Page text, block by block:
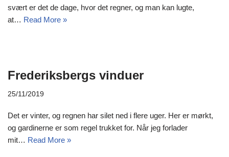
svært er det de dage, hvor det regner, og man kan lugte,
at… Read More »
Frederiksbergs vinduer
25/11/2019
Det er vinter, og regnen har silet ned i flere uger. Her er mørkt,
og gardinerne er som regel trukket for. Når jeg forlader
mit… Read More »